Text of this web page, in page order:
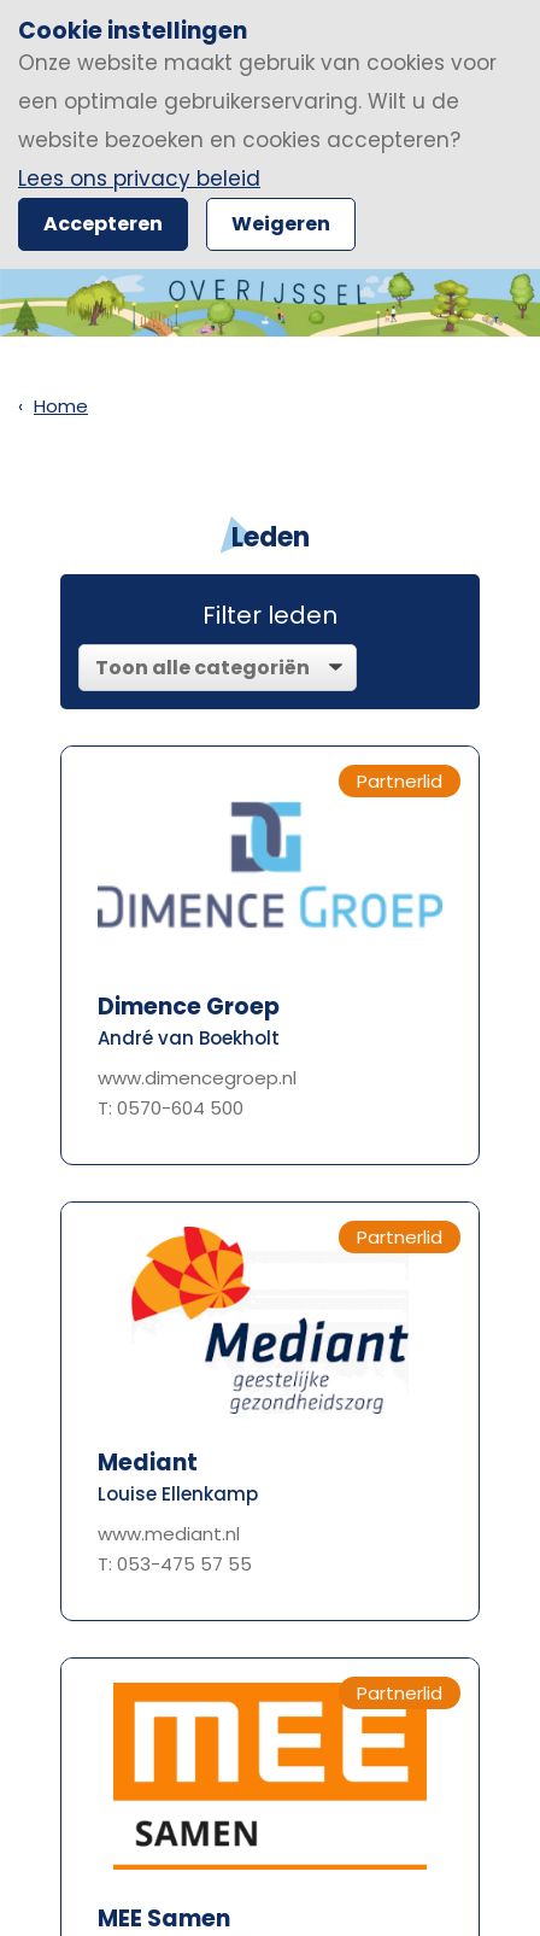
Cookie instellingen
Onze website maakt gebruik van cookies voor
een optimale gebruikerservaring. Wilt u de
website bezoeken en cookies accepteren?
Lees ons privacy beleid
Accepteren Weigeren
Home
Leden
Filter leden
Partnerlid
Dimence Groep
André van Boekholt
www.dimencegroep.nl
T: 0570-604 500
Partnerlid
Mediant
Louise Ellenkamp
www.mediant.nl
T: 053-475 57 55
Partnerlid
MEE Samen